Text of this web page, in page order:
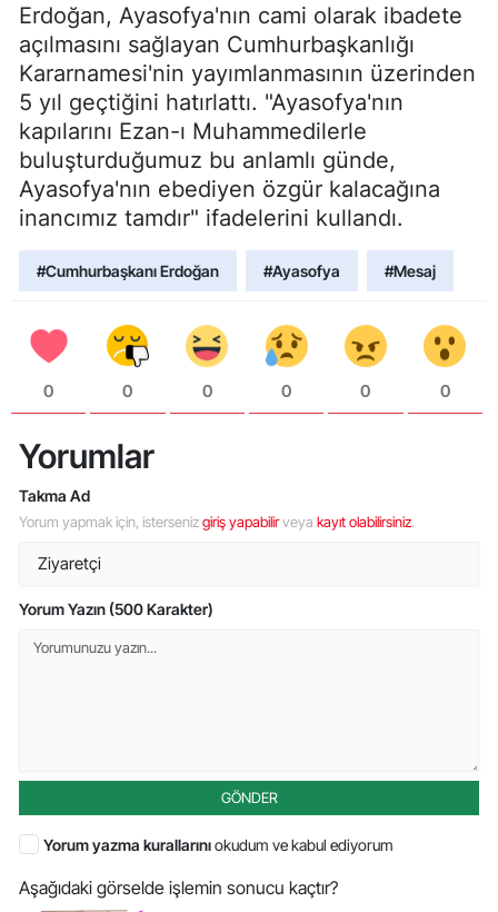
Erdoğan, Ayasofya'nın cami olarak ibadete
açılmasını sağlayan Cumhurbaşkanlığı
Kararnamesi'nin yayımlanmasının üzerinden
5 yıl geçtiğini hatırlattı. "Ayasofya'nın
kapılarını Ezan-ı Muhammedilerle
buluşturduğumuz bu anlamlı günde,
Ayasofya'nın ebediyen özgür kalacağına
inancımız tamdır" ifadelerini kullandı.
#Cumhurbaşkanı Erdoğan #Ayasofya #Mesaj
0 0 0 0 0 0
Yorumlar
Takma Ad
Yorum yapmak için, istersenizgiriş yapabilirveya kayıt olabilirsiniz.
Yorum Yazın (500 Karakter)
GÖNDER
Yorum yazma kurallarınıokudum ve kabul ediyorum
Aşağıdaki görselde işlemin sonucu kaçtır?